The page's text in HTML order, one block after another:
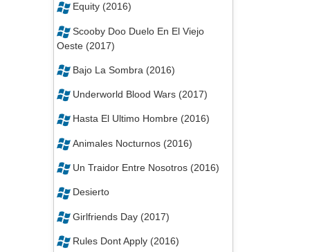
Equity (2016)
Scooby Doo Duelo En El Viejo
Oeste (2017)
Bajo La Sombra (2016)
Underworld Blood Wars (2017)
Hasta El Ultimo Hombre (2016)
Animales Nocturnos (2016)
Un Traidor Entre Nosotros (2016)
Desierto
Girlfriends Day (2017)
Rules Dont Apply (2016)